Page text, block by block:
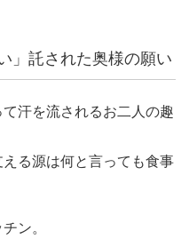
」託された奥様の願い
汗を流されるお二人の趣
る源は何と言っても食事
ン。